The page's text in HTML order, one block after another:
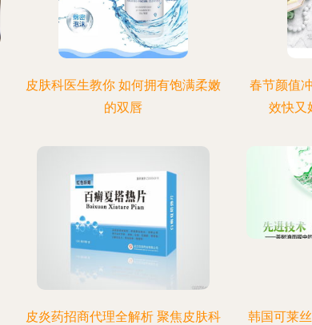
皮肤科医生教你 如何拥有饱满柔嫩
的双唇
春节颜值
效快又
皮炎药招商代理全解析 聚焦皮肤科
韩国可莱